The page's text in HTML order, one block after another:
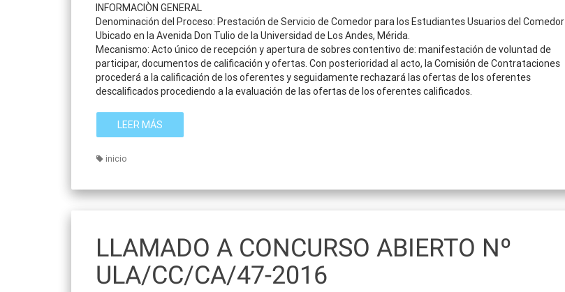
INFORMACIÒN GENERAL
Denominación del Proceso: Prestación de Servicio de Comedor para los Estudiantes Usuarios del Comedor
Ubicado en la Avenida Don Tulio de la Universidad de Los Andes, Mérida.
Mecanismo: Acto único de recepción y apertura de sobres contentivo de: manifestación de voluntad de
participar, documentos de calificación y ofertas. Con posterioridad al acto, la Comisión de Contrataciones
procederá a la calificación de los oferentes y seguidamente rechazará las ofertas de los oferentes
descalificados procediendo a la evaluación de las ofertas de los oferentes calificados.
LEER MÁS
inicio
LLAMADO A CONCURSO ABIERTO Nº
ULA/CC/CA/47-2016